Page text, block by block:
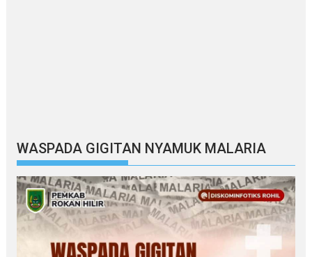
WASPADA GIGITAN NYAMUK MALARIA